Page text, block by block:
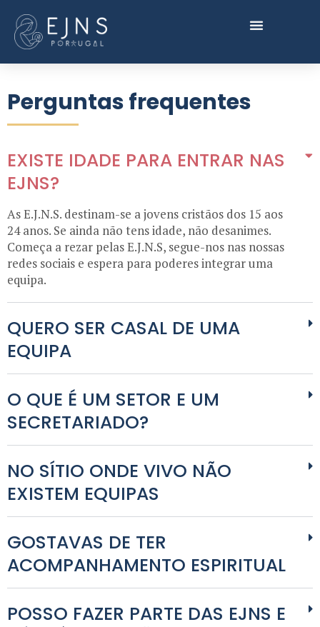
Perguntas frequentes
EXISTE IDADE PARA ENTRAR NAS
EJNS?
As E.J.N.S. destinam-se a jovens cristãos dos 15 aos
24 anos. Se ainda não tens idade, não desanimes.
Começa a rezar pelas E.J.N.S, segue-nos nas nossas
redes sociais e espera para poderes integrar uma
equipa.
QUERO SER CASAL DE UMA
EQUIPA
O QUE É UM SETOR E UM
SECRETARIADO?
NO SÍTIO ONDE VIVO NÃO
EXISTEM EQUIPAS
GOSTAVAS DE TER
ACOMPANHAMENTO ESPIRITUAL
POSSO FAZER PARTE DAS EJNS E